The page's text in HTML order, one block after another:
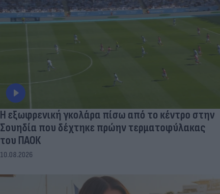
Η εξωφρενική γκολάρα πίσω από το κέντρο στην
Σουηδία που δέχτηκε πρώην τερματοφύλακας
του ΠΑΟΚ
10.08.2026